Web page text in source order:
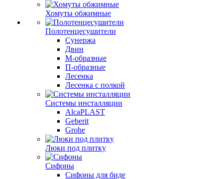
Хомуты обжимные
Полотенцесушители
Сунержа
Двин
М-образные
П-образные
Лесенка
Лесенка с полкой
Системы инсталляции
AlcaPLAST
Geberit
Grohe
Люки под плитку
Сифоны
Сифoны для биде